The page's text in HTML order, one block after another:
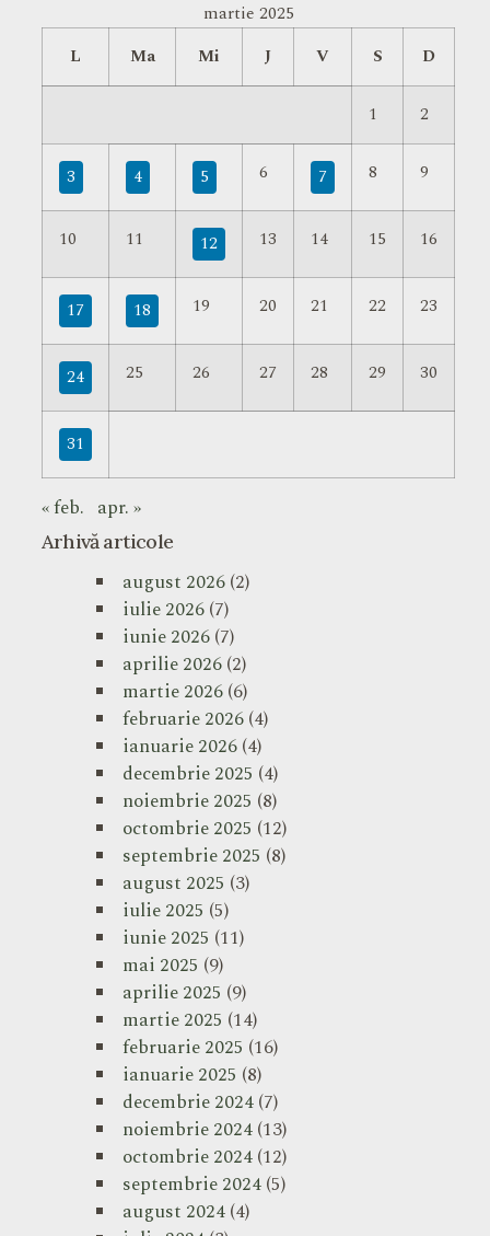
martie 2025
L
Ma Mi J V S D
1 2
3 4 5 6 7 8 9
10 11 12 13 14 15 16
17 18 19 20 21 22 23
24 25 26 27 28 29 30
31
« feb. apr. »
Arhivă articole
august 2026(2)
iulie 2026(7)
iunie 2026(7)
aprilie 2026(2)
martie 2026(6)
februarie 2026(4)
ianuarie 2026(4)
decembrie 2025 (4)
noiembrie 2025 (8)
octombrie 2025 (12)
septembrie 2025 (8)
august 2025 (3)
iulie 2025 (5)
iunie 2025 (11)
mai 2025 (9)
aprilie 2025 (9)
martie 2025 (14)
februarie 2025 (16)
ianuarie 2025 (8)
decembrie 2024(7)
noiembrie 2024(13)
octombrie 2024(12)
septembrie 2024(5)
august 2024(4)